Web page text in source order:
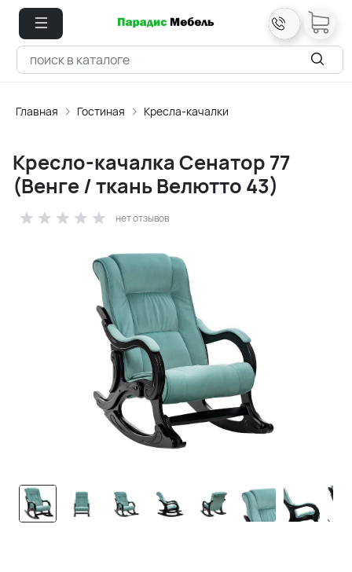
Главная Гостиная Кресла-качалки
Кресло-качалка Сенатор 77
(Венге / ткань Велютто 43)
нет отзывов